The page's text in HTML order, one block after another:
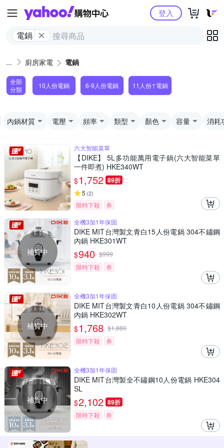
Yahoo購物中心
電鍋
登入
廚房家電 電鍋
全部
分類
10人份電鍋 6-9人份電鍋 11人份↑電鍋
內鍋材質 電壓 頻率 類型 顏色 容量 消耗
六大智能菜單
【DIKE】 5L多功能萬用電子鍋(六大智能菜單
一件即煮) HKE340WT
$1,752 89折
5 (2)
限時下殺 券
補貨中
全機3加1年保固
DIKE MIT台灣製文青白15人份電鍋 304不鏽鋼
內鍋 HKE301WT
$940 $999
限時下殺
券
補貨中
全機3加1年保固
DIKE MIT台灣製文青白10人份電鍋 304不鏽鋼
內鍋 HKE302WT
$1,768 $1,880
限時下殺
券
補貨中
全機3加1年保固
DIKE MIT台灣製全不鏽鋼10人份電鍋 HKE304
SL
$2,102 89折
限時下殺 券